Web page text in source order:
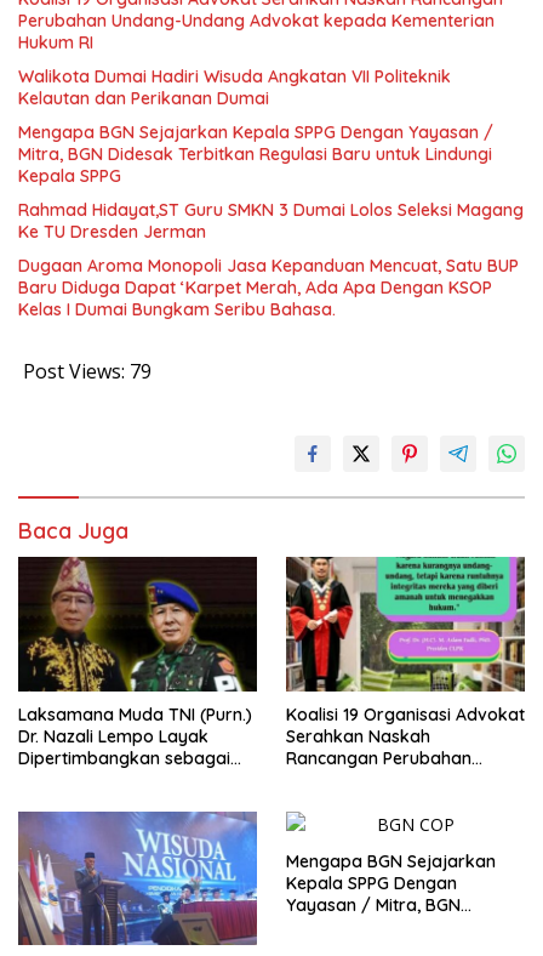
Perubahan Undang-Undang Advokat kepada Kementerian
Hukum RI
Walikota Dumai Hadiri Wisuda Angkatan VII Politeknik
Kelautan dan Perikanan Dumai
Mengapa BGN Sejajarkan Kepala SPPG Dengan Yayasan /
Mitra, BGN Didesak Terbitkan Regulasi Baru untuk Lindungi
Kepala SPPG
Rahmad Hidayat,ST Guru SMKN 3 Dumai Lolos Seleksi Magang
Ke TU Dresden Jerman
Dugaan Aroma Monopoli Jasa Kepanduan Mencuat, Satu BUP
Baru Diduga Dapat ‘Karpet Merah, Ada Apa Dengan KSOP
Kelas I Dumai Bungkam Seribu Bahasa.
Post Views: 79
Baca Juga
Laksamana Muda TNI (Purn.)
Dr. Nazali Lempo Layak
Dipertimbangkan sebagai
Berkompromi terhadap
Penegakan Hukum
Koalisi 19 Organisasi Advokat
Serahkan Naskah
Rancangan Perubahan
RI
Mengapa BGN Sejajarkan
Kepala SPPG Dengan
Yayasan / Mitra, BGN